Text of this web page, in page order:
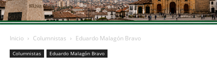
Inicio Columnistas Eduardo Malagón Bravo
Columnistas Eduardo Malagón Bravo